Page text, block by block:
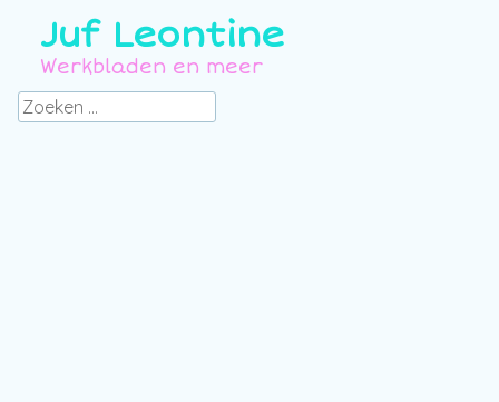
Juf Leontine
Werkbladen en meer
Zoeken